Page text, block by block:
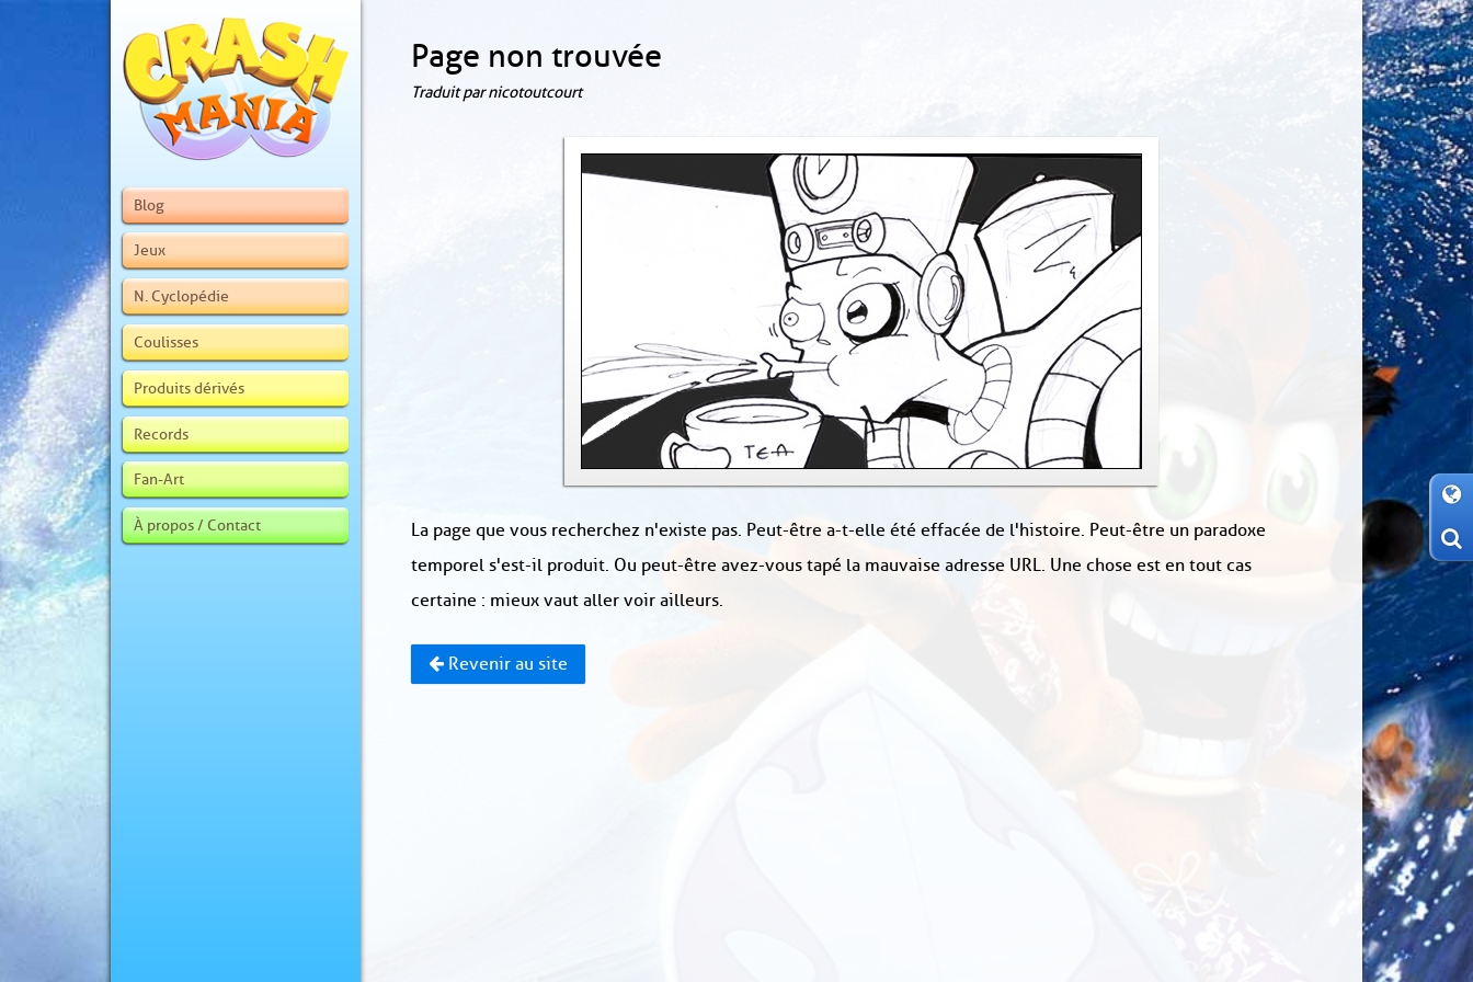
Blog
Jeux
N. Cyclopédie
Coulisses
Produits dérivés
Records
Fan-Art
À propos / Contact
Page non trouvée
Traduit par nicotoutcourt
La page que vous recherchez n'existe pas. Peut-être a-t-elle été effacée de l'histoire. Peut-être un paradoxe
temporel s'est-il produit. Ou peut-être avez-vous tapé la mauvaise adresse URL. Une chose est en tout cas
certaine : mieux vaut aller voir ailleurs.
Revenir au site